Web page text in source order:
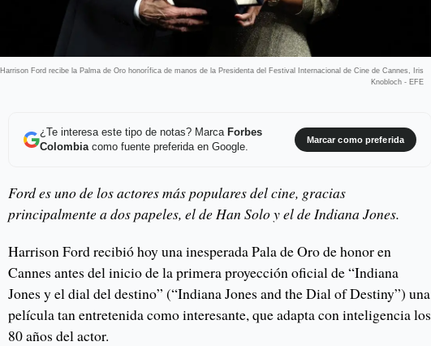
Harrison Ford recibe la Palma de Oro honorífica de manos de la Presidenta del Festival Internacional de Cine de Cannes, Iris
Knobloch - EFE
¿Te interesa este tipo de notas? Marca Forbes
Colombiacomo fuente preferida en Google.
Marcar como preferida
Ford es uno de los actores más populares del cine, gracias
principalmente a dos papeles, el de Han Solo y el de Indiana Jones.
Harrison Ford recibió hoy una inesperada Pala de Oro de honor en
Cannes antes del inicio de la primera proyección oficial de “Indiana
Jones y el dial del destino” (“Indiana Jones and the Dial of Destiny”) una
película tan entretenida como interesante, que adapta con inteligencia los
80 años del actor.